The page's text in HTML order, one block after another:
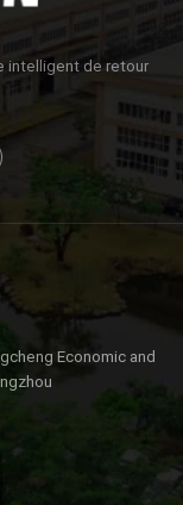
intelligent de retour
Economic and